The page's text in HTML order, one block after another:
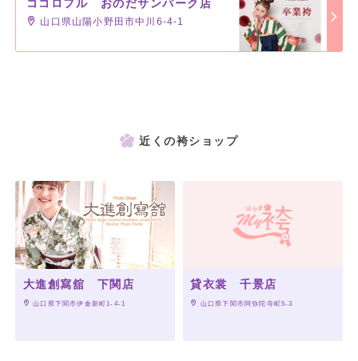
ココロフル おのだサンパーク店
山口県山陽小野田市中川6-4-1
近くの袴ショップ
大進創寫舘 下関店
山口県下関市伊倉新町1-4-1
貸衣裳 千景店
山口県下関市阿弥陀寺町5-3